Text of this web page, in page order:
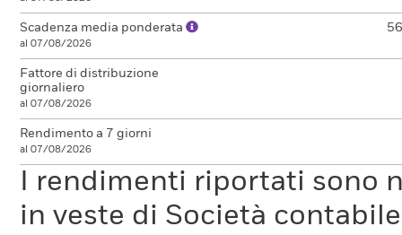
Scadenza media ponderata
al 07/08/2026
Fattore di distribuzione
giornaliero
al 07/08/2026
Rendimento a 7 giorni
al 07/08/2026
I rendimenti riportati sono
in veste di Società